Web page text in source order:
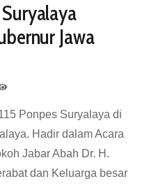
Jawa
Ponpes Suryalaya di
Hadir dalam Acara
Jabar Abah Dr. H.
dan Keluarga besar